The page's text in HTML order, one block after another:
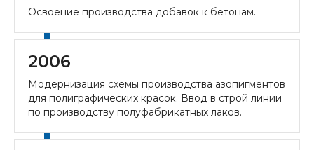
Освоение производства добавок к бетонам.
2006
Модернизация схемы производства азопигментов
для полиграфических красок. Ввод в строй линии
по производству полуфабрикатных лаков.